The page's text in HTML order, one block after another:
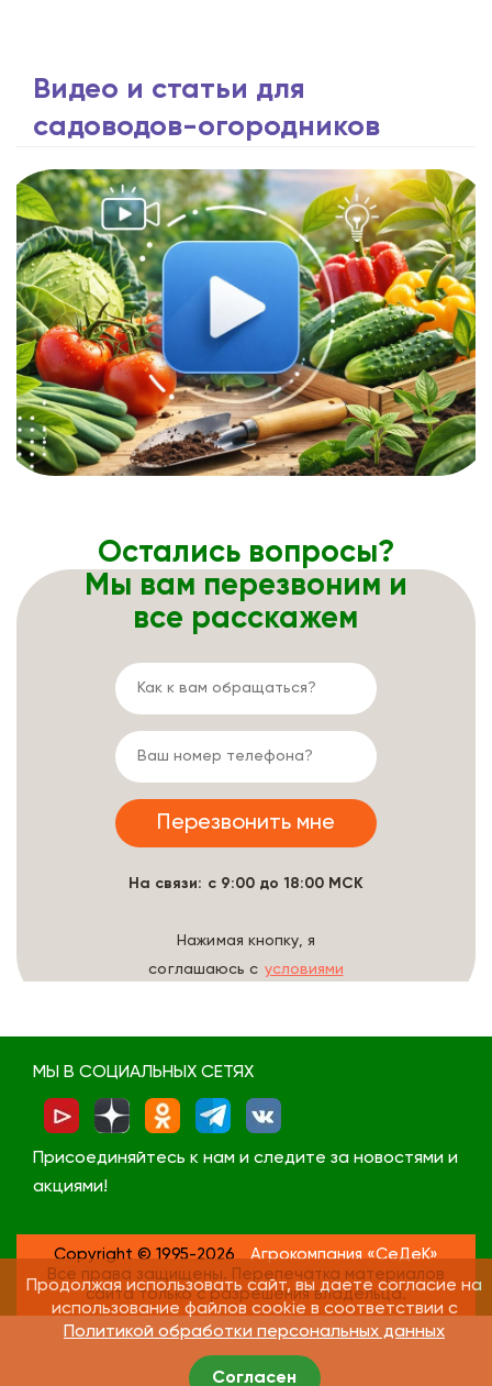
Видео и статьи для
садоводов-огородников
Остались вопросы?
Мы вам перезвоним и
все расскажем
На связи: с 9:00 до 18:00 МСК
Нажимая кнопку, я
соглашаюсь с условиями
МЫ В СОЦИАЛЬНЫХ СЕТЯХ
Присоединяйтесь к нам и следите за новостями и
акциями!
Copyright © 1995-2026
Агрокомпания «СеДеК»
Все права защищены. Перепечатка материалов
сайта только с разрешения владельца.
Продолжая использовать сайт, вы даете согласие на
использование файлов cookie в соответствии с
Политикой обработки персональных данных
Согласен